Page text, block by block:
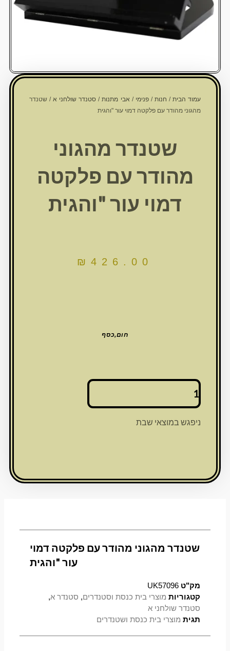
עמוד הבית/ חנות/פנימי/ אבי מתנות/סטנדר שולחני א/ שטנדר
מהגוני מהודר עם פלקטה דמוי עור "והגית
שטנדר מהגוני
מהודר עם פלקטה
דמוי עור "והגית
₪ 426.00
חום,כסף
שטנדר
עור
"והגית
ניפגש במוצאי שבת
שטנדר מהגוני מהודר עם פלקטה דמוי
עור "והגית
מק"טUK57096
קטגוריות מוצרי בית כנסת וסטנדרים,סטנדר א,
סטנדר שולחני א
מוצרי בית כנסת ושטנדרים